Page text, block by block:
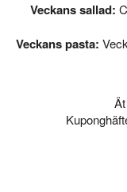
Veckans sallad:
Veckans pasta: